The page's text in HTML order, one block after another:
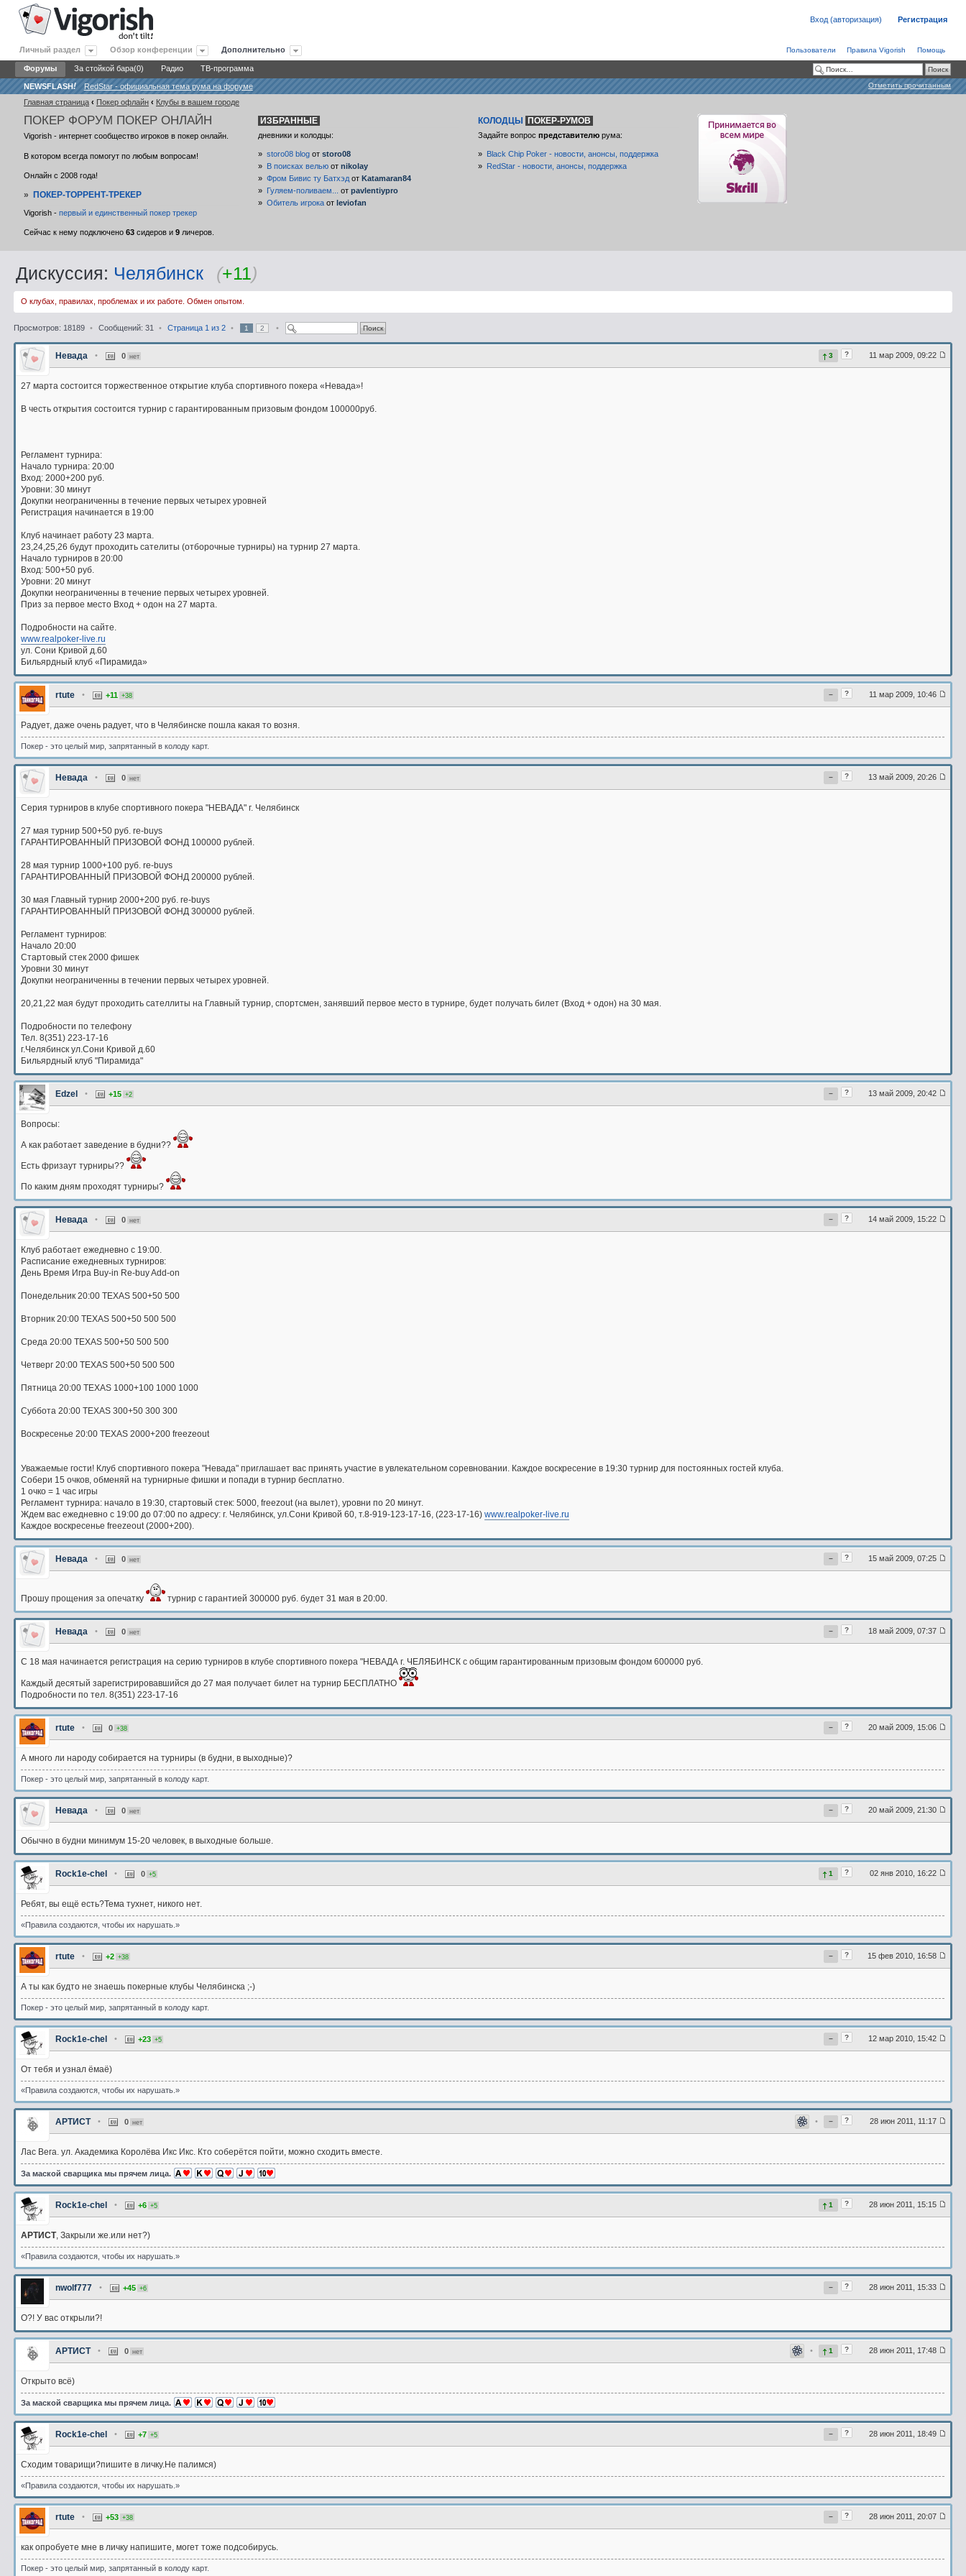
Регистрация
Вход (авторизация)
Личный раздел Обзор конференции Дополнительно Помощь
Правила Vigorish
Пользователи
Форумы За стойкой бара(0) Радио ТВ-программа
Отметить прочитанным
NEWSFLASH!
RedStar - официальная тема рума на форуме
Главная страница ‹ Покер офлайн ‹ Клубы в вашем городе
ПОКЕР ФОРУМ ПОКЕР ОНЛАЙН
Vigorish - интернет сообщество игроков в покер онлайн.
В котором всегда помогут по любым вопросам!
Онлайн с 2008 года!
» ПОКЕР-ТОРРЕНТ-ТРЕКЕР
Vigorish - первый и единственный покер трекер
Сейчас к нему подключено 63сидеров и 9личеров.
ИЗБРАННЫЕ
дневники и колодцы:
» storo08 blogот storo08
»
В поисках вельюот nikolay
» Фром Бивис ту Батхэдот Katamaran84
»
Гуляем-поливаем... от pavlentiypro
» Обитель игрокаот leviofan
КОЛОДЦЫ ПОКЕР-РУМОВ
Задайте вопрос представителюрума:
»
Black Chip Poker - новости, анонсы, поддержка
»
RedStar - новости, анонсы, поддержка
Дискуссия: Челябинск (+11)
О клубах, правилах, проблемах и их работе. Обмен опытом.
Просмотров: 18189 • Сообщений: 31 • Страница 1 из 2 • 1 2 •
Невада • 0 нет 11 мар 2009, 09:22
?
3
27 марта состоится торжественное открытие клуба спортивного покера «Невада»!
В честь открытия состоится турнир с гарантированным призовым фондом 100000руб.
Регламент турнира:
Начало турнира: 20:00
Вход: 2000+200 руб.
Уровни: 30 минут
Докупки неограниченны в течение первых четырех уровней
Регистрация начинается в 19:00
Клуб начинает работу 23 марта.
23,24,25,26 будут проходить сателиты (отборочные турниры) на турнир 27 марта.
Начало турниров в 20:00
Вход: 500+50 руб.
Уровни: 20 минут
Докупки неограниченны в течение первых четырех уровней.
Приз за первое место Вход + одон на 27 марта.
Подробности на сайте.
www.realpoker-live.ru
ул. Сони Кривой д.60
Бильярдный клуб «Пирамида»
rtute • +11 +38 11 мар 2009, 10:46
?
−
Радует, даже очень радует, что в Челябинске пошла какая то возня.
Покер - это целый мир, запрятанный в колоду карт.
Невада • 0 нет 13 май 2009, 20:26
?
−
Серия турниров в клубе спортивного покера "НЕВАДА" г. Челябинск
27 мая турнир 500+50 руб. re-buys
ГАРАНТИРОВАННЫЙ ПРИЗОВОЙ ФОНД 100000 рублей.
28 мая турнир 1000+100 руб. re-buys
ГАРАНТИРОВАННЫЙ ПРИЗОВОЙ ФОНД 200000 рублей.
30 мая Главный турнир 2000+200 руб. re-buys
ГАРАНТИРОВАННЫЙ ПРИЗОВОЙ ФОНД 300000 рублей.
Регламент турниров:
Начало 20:00
Стартовый стек 2000 фишек
Уровни 30 минут
Докупки неограниченны в течении первых четырех уровней.
20,21,22 мая будут проходить сателлиты на Главный турнир, спортсмен, занявший первое место в турнире, будет получать билет (Вход + одон) на 30 мая.
Подробности по телефону
Тел. 8(351) 223-17-16
г.Челябинск ул.Сони Кривой д.60
Бильярдный клуб "Пирамида"
Edzel • +15 +2 13 май 2009, 20:42
?
−
Вопросы:
А как работает заведение в будни??
Есть фризаут турниры??
По каким дням проходят турниры?
Невада • 0 нет 14 май 2009, 15:22
?
−
Клуб работает ежедневно с 19:00.
Расписание ежедневных турниров:
День Время Игра Buy-in Re-buy Add-on
Понедельник 20:00 TEXAS 500+50 500
Вторник 20:00 TEXAS 500+50 500 500
Среда 20:00 TEXAS 500+50 500 500
Четверг 20:00 TEXAS 500+50 500 500
Пятница 20:00 TEXAS 1000+100 1000 1000
Суббота 20:00 TEXAS 300+50 300 300
Воскресенье 20:00 TEXAS 2000+200 freezeout
Уважаемые гости! Клуб спортивного покера "Невада" приглашает вас принять участие в увлекательном соревновании. Каждое воскресение в 19:30 турнир для постоянных гостей клуба.
Собери 15 очков, обменяй на турнирные фишки и попади в турнир бесплатно.
1 очко = 1 час игры
Регламент турнира: начало в 19:30, стартовый стек: 5000, freezout (на вылет), уровни по 20 минут.
Ждем вас ежедневно с 19:00 до 07:00 по адресу: г. Челябинск, ул.Сони Кривой 60, т.8-919-123-17-16, (223-17-16) www.realpoker-live.ru
Каждое воскресенье freezeout (2000+200).
Невада • 0 нет 15 май 2009, 07:25
?
−
Прошу прощения за опечатку турнир с гарантией 300000 руб. будет 31 мая в 20:00.
Невада • 0 нет 18 май 2009, 07:37
?
−
С 18 мая начинается регистрация на серию турниров в клубе спортивного покера "НЕВАДА г. ЧЕЛЯБИНСК с общим гарантированным призовым фондом 600000 руб.
Каждый десятый зарегистрировавшийся до 27 мая получает билет на турнир БЕСПЛАТНО
Подробности по тел. 8(351) 223-17-16
rtute • 0 +38 20 май 2009, 15:06
?
−
А много ли народу собирается на турниры (в будни, в выходные)?
Покер - это целый мир, запрятанный в колоду карт.
Невада • 0 нет 20 май 2009, 21:30
?
−
Обычно в будни минимум 15-20 человек, в выходные больше.
Rock1e-chel • 0 +5 02 янв 2010, 16:22
?
1
Ребят, вы ещё есть?Тема тухнет, никого нет.
«Правила создаются, чтобы их нарушать.»
rtute • +2 +38 15 фев 2010, 16:58
?
−
А ты как будто не знаешь покерные клубы Челябинска ;-)
Покер - это целый мир, запрятанный в колоду карт.
Rock1e-chel • +23 +5 12 мар 2010, 15:42
?
−
От тебя и узнал ёмаё)
«Правила создаются, чтобы их нарушать.»
АРТИСТ • 0 нет 28 июн 2011, 11:17
?
−
•
Лас Вега. ул. Академика Королёва Икс Икс. Кто соберётся пойти, можно сходить вместе.
За маской сварщика мы прячем лица.
Rock1e-chel • +6 +5 28 июн 2011, 15:15
?
1
АРТИСТ, Закрыли же.или нет?)
«Правила создаются, чтобы их нарушать.»
nwolf777 • +45 +6 28 июн 2011, 15:33
?
−
О?! У вас открыли?!
АРТИСТ • 0 нет 28 июн 2011, 17:48
?
1
•
Открыто всё)
За маской сварщика мы прячем лица.
Rock1e-chel • +7 +5 28 июн 2011, 18:49
?
−
Сходим товарищи?пишите в личку.Не палимся)
«Правила создаются, чтобы их нарушать.»
rtute • +53 +38 28 июн 2011, 20:07
?
−
как опробуете мне в личку напишите, могет тоже подсобирусь.
Покер - это целый мир, запрятанный в колоду карт.